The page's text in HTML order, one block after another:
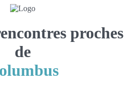
proches
de